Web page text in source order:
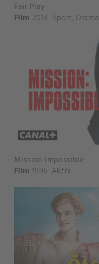
Fair Play
Film 2014 Sport, Drama
Mission Impossible
Film 1996 Akční